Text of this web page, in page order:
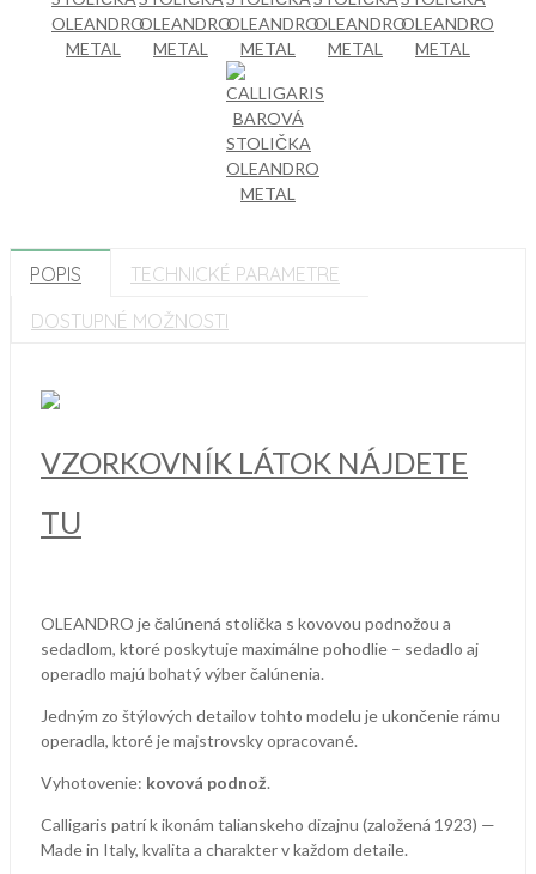
POPIS
TECHNICKÉ PARAMETRE
DOSTUPNÉ MOŽNOSTI
VZORKOVNÍK LÁTOK NÁJDETE
TU
OLEANDRO je čalúnená stolička s kovovou podnožou a
sedadlom, ktoré poskytuje maximálne pohodlie – sedadlo aj
operadlo majú bohatý výber čalúnenia.
Jedným zo štýlových detailov tohto modelu je ukončenie rámu
operadla, ktoré je majstrovsky opracované.
Vyhotovenie: kovová podnož.
Calligaris patrí k ikonám talianskeho dizajnu (založená 1923) —
Made in Italy, kvalita a charakter v každom detaile.